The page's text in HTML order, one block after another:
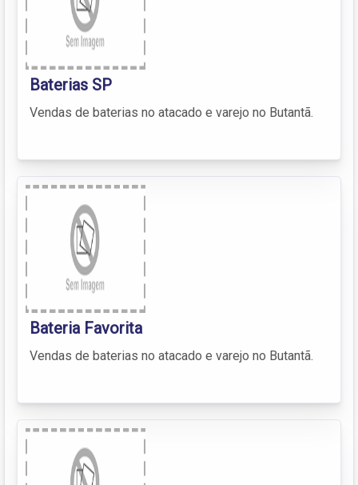
Baterias SP
Vendas de baterias no atacado e varejo no Butantã.
Bateria Favorita
Vendas de baterias no atacado e varejo no Butantã.